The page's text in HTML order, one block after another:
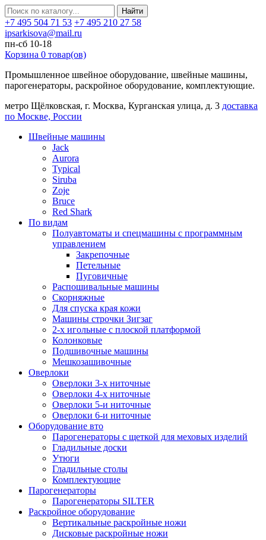
Найти
+7 495 504 71 53 +7 495 210 27 58
ipsarkisova@mail.ru
пн-сб 10-18
Корзина 0 товар(ов)
Промышленное швейное оборудование, швейные машины,
парогенераторы, раскройное оборудование, комплектующие.
метро Щёлковская, г. Москва, Курганская улица, д. 3 доставка
по Москве, России
Швейные машины
Jack
Aurora
Typical
Siruba
Zoje
Bruce
Red Shark
По видам
Полуавтоматы и спецмашины с программным
управлением
Закрепочные
Петельные
Пуговичные
Распошивальные машины
Скорняжные
Для спуска края кожи
Машины строчки Зигзаг
2-х игольные с плоской платформой
Колонковые
Подшивочные машины
Мешкозашивочные
Оверлоки
Оверлоки 3-х ниточные
Оверлоки 4-х ниточные
Оверлоки 5-и ниточные
Оверлоки 6-и ниточные
Оборудование вто
Парогенераторы с щеткой для меховых изделий
Гладильные доски
Утюги
Гладильные столы
Комплектующие
Парогенераторы
Парогенераторы SILTER
Раскройное оборудование
Вертикальные раскройные ножи
Дисковые раскройные ножи